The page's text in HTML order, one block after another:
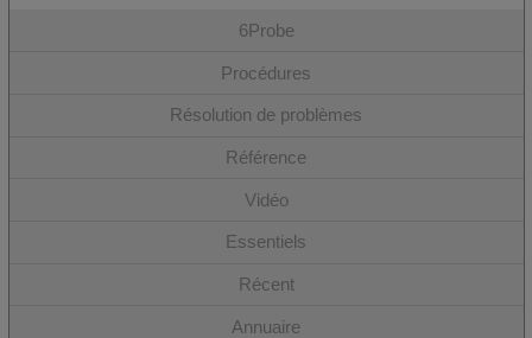
6Probe
Procédures
Résolution de problèmes
Référence
Vidéo
Essentiels
Récent
Annuaire